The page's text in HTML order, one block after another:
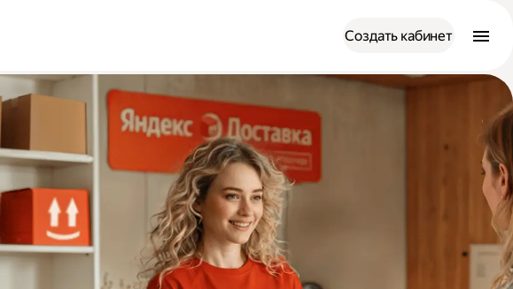
Создать кабинет